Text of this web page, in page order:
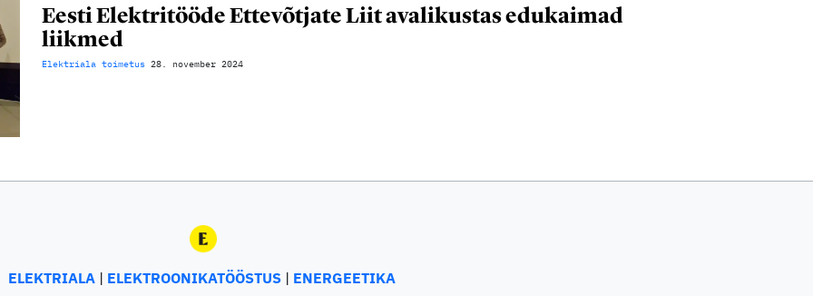
Eesti Elektritööde Ettevõtjate Liit avalikustas edukaimad
liikmed
Elektriala toimetus 28. november 2024
ELEKTRIALA ELEKTROONIKATÖÖSTUS ENERGEETIKA